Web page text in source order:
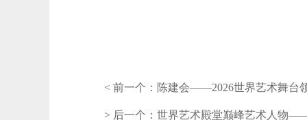
< 前一个： 陈建会——2026世界艺术舞台
> 后一个： 世界艺术殿堂巅峰艺术人物